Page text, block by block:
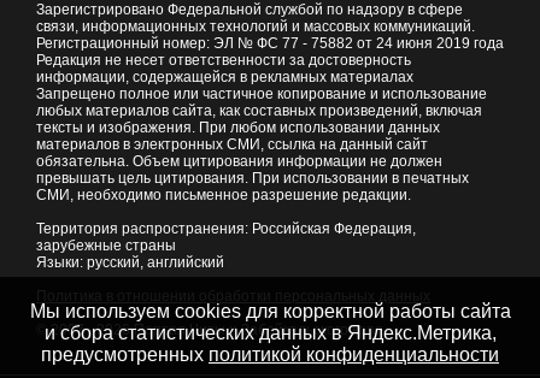
Зарегистрировано Федеральной службой по надзору в сфере
связи, информационных технологий и массовых коммуникаций.
Регистрационный номер: ЭЛ № ФС 77 - 75882 от 24 июня 2019 года
Редакция не несет ответственности за достоверность
информации, содержащейся в рекламных материалах
Запрещено полное или частичное копирование и использование
любых материалов сайта, как составных произведений, включая
тексты и изображения. При любом использовании данных
материалов в электронных СМИ, ссылка на данный сайт
обязательна. Объем цитирования информации не должен
превышать цель цитирования. При использовании в печатных
СМИ, необходимо письменное разрешение редакции.
Территория распространения: Российская Федерация,
зарубежные страны
Языки: русский, английский
© 2007 - 2026Портал Читы и Забайкальского края
Мы используем cookies для корректной работы сайта
и сбора статистических данных в Яндекс.Метрика,
предусмотренных политикой конфиденциальности